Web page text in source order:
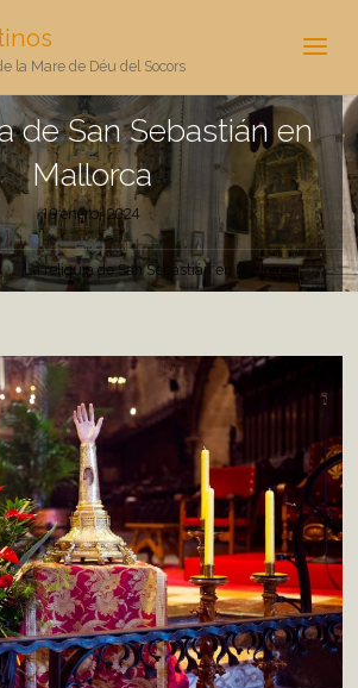
la Mare de Déu del Socors
de San Sebastián en
Mallorca
19 enero, 2024
La reliquia de San Sebastián en Mallorca